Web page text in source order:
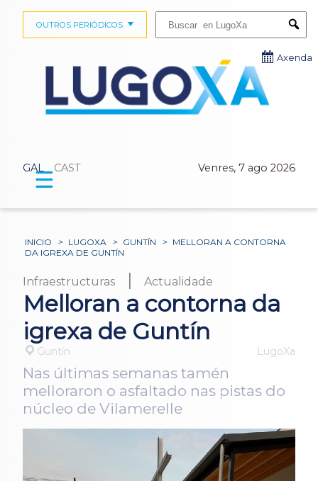
GAL CAST Venres, 7 ago 2026
OUTROS PERIÓDICOS
Axenda
☰
INICIO > LUGOXA > GUNTÍN > MELLORAN A CONTORNA
DA IGREXA DE GUNTÍN
Infraestructuras | Actualidade
Melloran a contorna da
igrexa de Guntín
Guntín LugoXa
Nas últimas semanas tamén
melloraron o asfaltado nas pistas do
núcleo de Vilamerelle